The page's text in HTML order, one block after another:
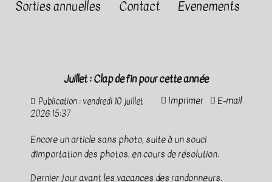
Sorties annuelles
Contact Evenements
Juillet : Clap de fin pour cette année
Imprimer E-mail
Publication : vendredi 10 juillet
2026 15:37
Encore un article sans photo, suite à un souci
d'importation des photos, en cours de résolution.
Dernier jour avant les vacances des randonneurs.